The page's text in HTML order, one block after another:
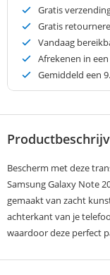
Gratis
Gratis
Vandaag
Afrekenen in
Gemiddeld een
Bescherm met deze
Samsung Galaxy Note
gemaakt van zacht
achterkant van je
waardoor deze perfect